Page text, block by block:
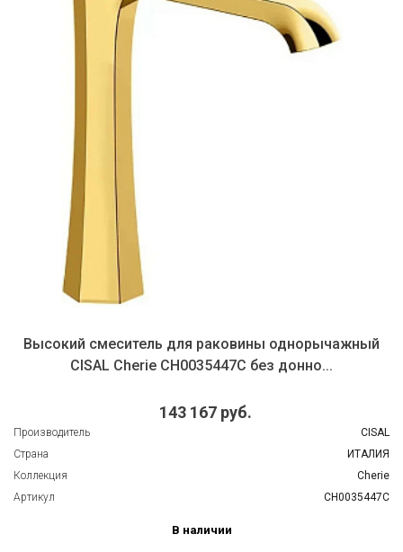
Высокий смеситель для раковины однорычажный
CISAL Cherie CH0035447C без донно...
143 167 руб.
Производитель
CISAL
Страна
ИТАЛИЯ
Коллекция
Cherie
Артикул
CH0035447C
В наличии